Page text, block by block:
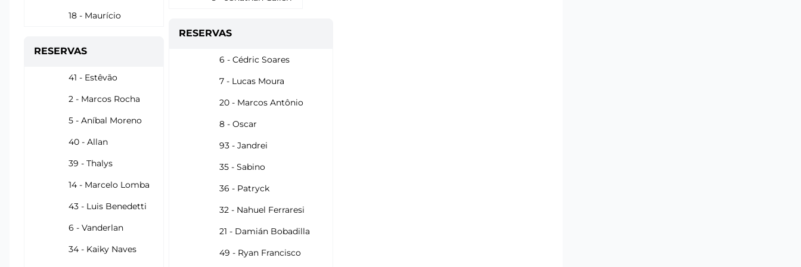
18 - Maurício
RESERVAS
41 - Estêvão
2 - Marcos Rocha
5 - Aníbal Moreno
40 - Allan
39 - Thalys
14 - Marcelo Lomba
43 - Luis Benedetti
6 - Vanderlan
34 - Kaiky Naves
RESERVAS
6 - Cédric Soares
7 - Lucas Moura
20 - Marcos Antônio
8 - Oscar
93 - Jandrei
35 - Sabino
36 - Patryck
32 - Nahuel Ferraresi
21 - Damián Bobadilla
49 - Ryan Francisco